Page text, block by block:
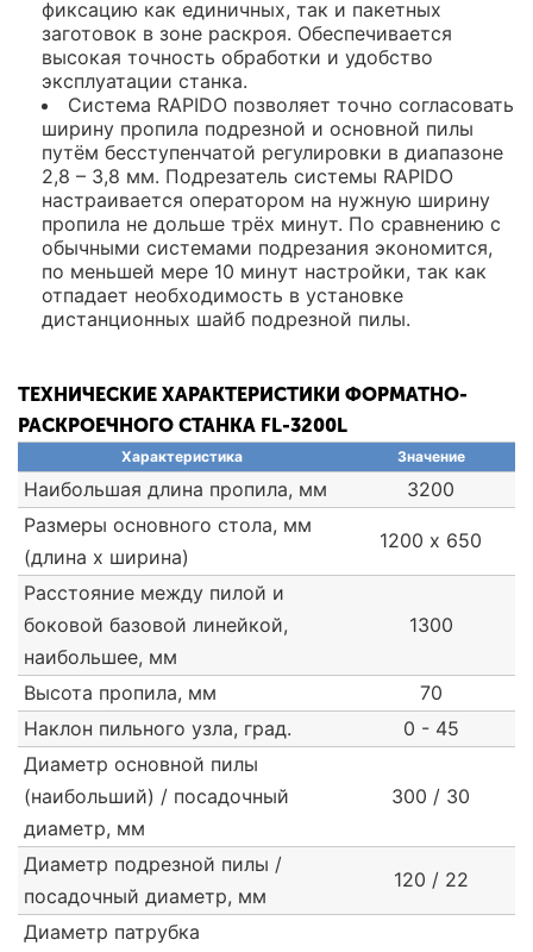
фиксацию как единичных, так и пакетных
заготовок в зоне раскроя. Обеспечивается
высокая точность обработки и удобство
эксплуатации станка.
Система RAPIDO позволяет точно согласовать
ширину пропила подрезной и основной пилы
путём бесступенчатой регулировки в диапазоне
2,8 – 3,8 мм. Подрезатель системы RAPIDO
настраивается оператором на нужную ширину
пропила не дольше трёх минут. По сравнению с
обычными системами подрезания экономится,
по меньшей мере 10 минут настройки, так как
отпадает необходимость в установке
дистанционных шайб подрезной пилы.
ТЕХНИЧЕСКИЕ ХАРАКТЕРИСТИКИ ФОРМАТНО-
РАСКРОЕЧНОГО СТАНКА FL-3200L
Характеристика Значение
Наибольшая длина пропила, мм
3200
Размеры основного стола, мм
(длина х ширина)
1200 х 650
Расстояние между пилой и
боковой базовой линейкой,
наибольшее, мм
1300
Высота пропила, мм
70
Наклон пильного узла, град.
0 - 45
Диаметр основной пилы
(наибольший) / посадочный
диаметр, мм
300 / 30
Диаметр подрезной пилы /
посадочный диаметр, мм
120 / 22
Диаметр патрубка